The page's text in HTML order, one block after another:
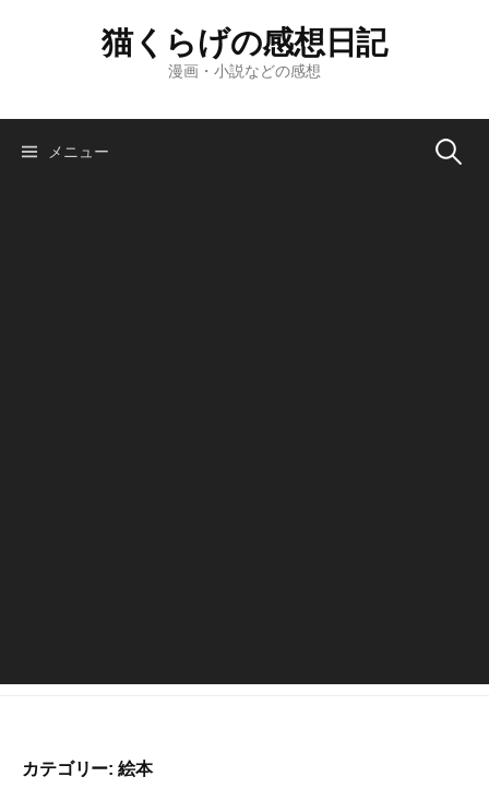
ツ
猫くらげの感想日記
漫画・小説などの感想
メニュー 検
カテゴリー: 絵本